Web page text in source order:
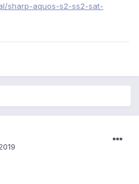
sharp-aquos-s2-ss2-sat-